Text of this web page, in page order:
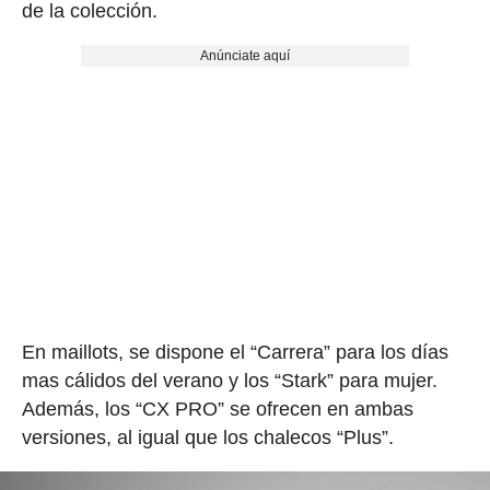
de la colección.
Anúnciate aquí
En maillots, se dispone el “Carrera” para los días
mas cálidos del verano y los “Stark” para mujer.
Además, los “CX PRO” se ofrecen en ambas
versiones, al igual que los chalecos “Plus”.